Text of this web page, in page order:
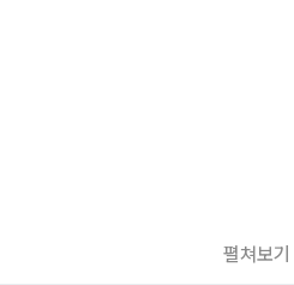
펼쳐보기